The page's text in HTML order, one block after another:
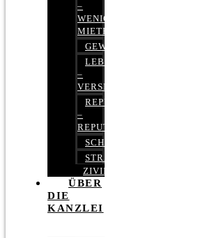
–
WENIGER
MIETE
GEWERBERECHT
LEBENSVERSICHERUNG
–
VERSICHERUNGSRECHT
REPUTATIONSRECHT
–
REPUTATIONSMANAGEMENT
SCHUFARECHT
STRAFRECHT
ZIVILRECHT
ÜBER
DIE
KANZLEI